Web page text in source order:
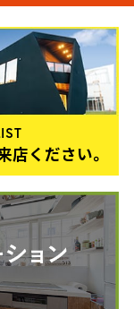
店ください。